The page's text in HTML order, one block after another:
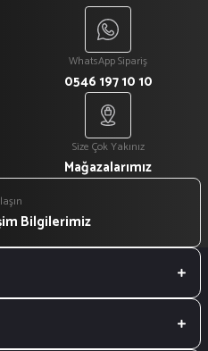
WhatsApp Sipariş
0546 197 10 10
Size Çok Yakınız
Mağazalarımız
Bilgilerimiz